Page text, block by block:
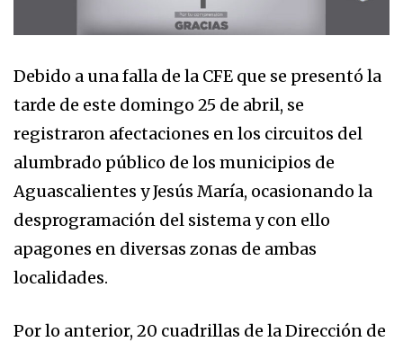
Debido a una falla de la CFE que se presentó la
tarde de este domingo 25 de abril, se
registraron afectaciones en los circuitos del
alumbrado público de los municipios de
Aguascalientes y Jesús María, ocasionando la
desprogramación del sistema y con ello
apagones en diversas zonas de ambas
localidades.
Por lo anterior, 20 cuadrillas de la Dirección de